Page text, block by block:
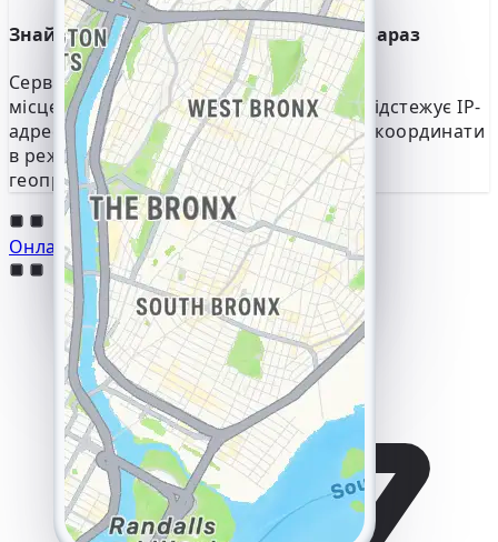
Усе бачу! 😎 Дякую,
розібралася за пару
хвилин
Знайдіть точні координати пристрою зараз
Сервіс забезпечує точне визначення
місцезнаходження через YouTube. Він відстежує IP-
адресу пристрою, щоб визначити його координати
в режимі реального часу, і надає повну
геопросторову історію.
Онлайн-хакерство YouTube